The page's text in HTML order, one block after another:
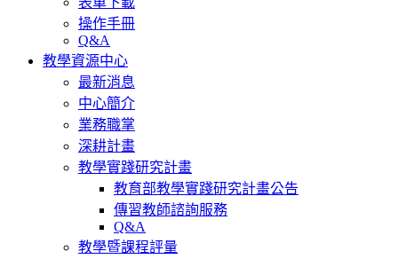
操作手冊
Q&A
教學資源中心
最新消息
中心簡介
業務職掌
深耕計畫
教學實踐研究計畫
教育部教學實踐研究計畫公告
傳習教師諮詢服務
Q&A
教學暨課程評量